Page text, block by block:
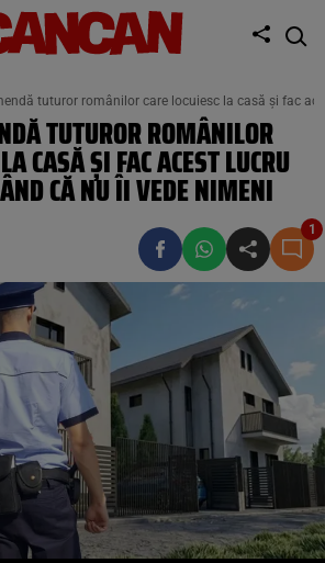
tuturor românilor care locuiesc la casă și fac
TUTUROR ROMÂNILOR
CASĂ ȘI FAC ACEST LUCRU
CĂ NU ÎI VEDE NIMENI
1